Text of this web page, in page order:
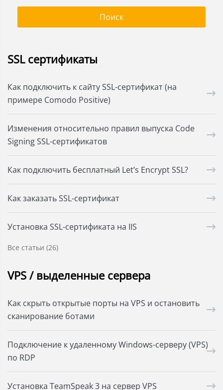
SSL сертификаты
Как подключить к сайту SSL-сертификат (на
примере Comodo Positive)
Изменения относительно правил выпуска Code
Signing SSL-сертификатов
Как подключить бесплатный Let’s Encrypt SSL?
Как заказать SSL-сертификат
Установка SSL-сертификата на IIS
Все статьи (26)
VPS / выделенные сервера
Как скрыть открытые порты на VPS и остановить
сканирование ботами
Подключение к удаленному Windows-серверу (VPS)
по RDP
Установка TeamSpeak 3 на сервер VPS